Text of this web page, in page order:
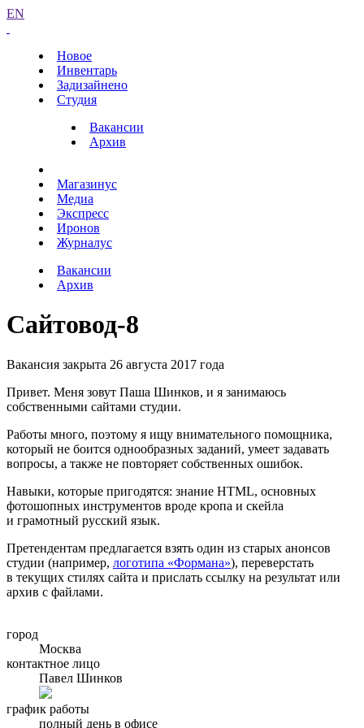
EN
Новое
Инвентарь
Задизайнено
Студия
Вакансии
Архив
Магазинус
Медиа
Экспресс
Иронов
Журналус
Вакансии
Архив
Сайтовод-8
Вакансия закрыта 26 августа 2017 года
Привет. Меня зовут Паша Шинков, и я занимаюсь
собственными сайтами студии.
Работы много, поэтому я ищу внимательного помощника,
который не боится однообразных заданий, умеет задавать
вопросы, а также не повторяет собственных ошибок.
Навыки, которые пригодятся: знание HTML, основных
фотошопных инструментов вроде кропа и скейла
и грамотный русский язык.
Претендентам предлагается взять один из старых анонсов
студии (например, логотипа «Формана»), переверстать
в текущих стилях сайта и прислать ссылку на результат или
архив с файлами.
город
Москва
контактное лицо
Павел Шинков
график работы
полный день в офисе